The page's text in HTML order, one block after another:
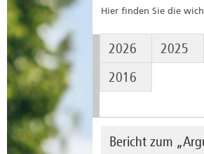
Hier finden Sie die
2026 2025
2016
Bericht zum